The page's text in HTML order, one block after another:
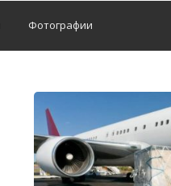
Фотографии